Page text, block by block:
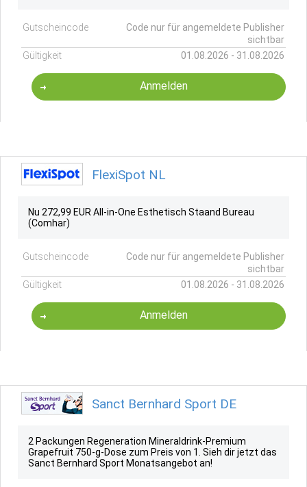
Gutscheincode
Code nur für angemeldete Publisher
sichtbar
Gültigkeit
01.08.2026 - 31.08.2026
Anmelden
FlexiSpot NL
Nu 272,99 EUR All-in-One Esthetisch Staand Bureau
(Comhar)
Gutscheincode
Code nur für angemeldete Publisher
sichtbar
Gültigkeit
01.08.2026 - 31.08.2026
Anmelden
Sanct Bernhard Sport DE
2 Packungen Regeneration Mineraldrink-Premium
Grapefruit 750-g-Dose zum Preis von 1. Sieh dir jetzt das
Sanct Bernhard Sport Monatsangebot an!